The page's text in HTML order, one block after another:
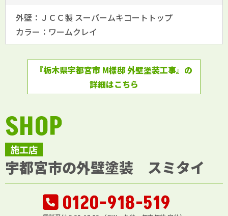
外壁：ＪＣＣ製 スーパームキコートトップ
カラー：ワームクレイ
『栃木県宇都宮市 M様邸 外壁塗装工事』の
詳細はこちら
施工店
SHOP
宇都宮市の外壁塗装 スミタイ
0120-918-519